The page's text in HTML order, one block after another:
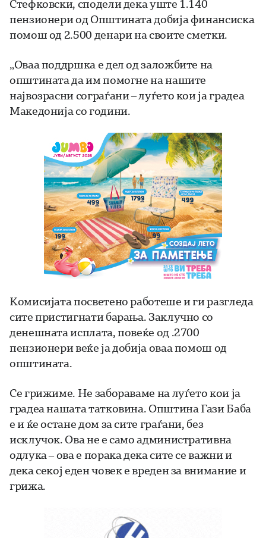
Стефковски, сподели дека уште 1.140
пензионери од Општината добија финансиска
помош од 2.500 денари на своите сметки.
„Оваа поддршка е дел од заложбите на
општината да им помогне на нашите
највозрасни сограѓани – луѓето кои ја градеа
Македонија со години.
Комисијата посветено работеше и ги разгледа
сите пристигнати барања. Заклучно со
денешната исплата, повеќе од .2700
пензионери веќе ја добија оваа помош од
општината.
Се грижиме. Не забораваме на луѓето кои ја
градеа нашата татковина. Општина Гази Баба
е и ќе остане дом за сите граѓани, без
исклучок. Ова не е само административна
одлука – ова е порака дека сите се важни и
дека секој еден човек е вреден за внимание и
грижа.